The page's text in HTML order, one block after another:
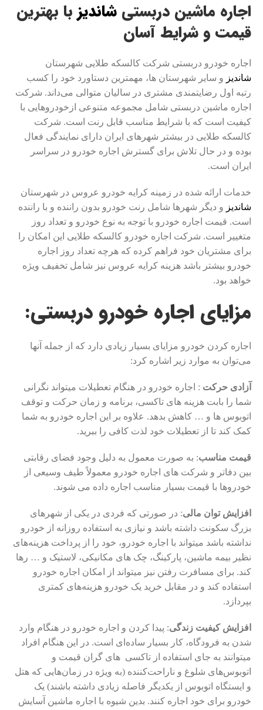
اجاره ماشین دربستی شاندیزبا بهترین
قیمت و شرایط آسان
اجاره خودرو دربستی شرکت کالسکه طلایی شهرستان
شاندیز و سایر شهرستان ها، مهمترین دستاورد خود را کسب
رتبه اول رضایتمندی مشتری در سالیان متوالی می‌داند. شرکت
اجاره ماشین دربستی شامل مجموعه متنوعی ازخودروهایی با
کیفیت است که با شرایط مناسب قابل رنت است. شرکت
کالسکه طلایی در بیشتر شهرهای ایران دارای نمایندگی فعال
بوده و در حال تلاش برای گسترش اجاره خودرو در سراسر
ایران است.
خدمات ارائه شده در زمینه کرایه خودرو عروس در شهرستان
شاندیز و دیگر شهرها شامل رنت خودرو بدون راننده و با راننده
است. قیمت اجاره خودرو با توجه به نوع خودرو و تعداد روز
متغییر است. شرکت اجاره خودرو کالسکه طلایی این امکان را
برای مشتریان خود فراهم کرده که هرچه تعداد روز اجاره
خودرو بیشتر باشد هزینه کرایه عروس نیز شامل تخفیف ویژه
خواهد بود.
مزایای اجاره خودرو دربستی:
اجاره کردن خودرو مزایای بسیار زیادی دارد که از جمله آن­ها
می‌توان به موارد زیر اشاره کرد:
آزادی حرکت : اجاره خودرو در هنگام تعطیلات می­تواند نگرانی
شما را بابت هزینه ­های تاکسی، برنامه و زمان حرکت و توقف
اتوبوس ­ها و … کاهش بدهد. علاوه بر این اجاره خودرو به شما
کمک کند تا از تعطیلات خود لذت کافی را ببرید.
قیمت مناسب: به صورت معمول به دلیل وجود فضای رقابتی
بین دفاتر و شرکت ­های اجاره خودرو معمولاً طیف وسیعی از
خودروها با قیمت بسیار مناسب اجاره داده می شوند.
افزایش توان مالی: در صورتی که فردی در یکی از شهرهای
بزرگ سکونت داشته باشد و نیازی به استفاده روزانه از خودرو
نداشته باشد می­تواند با اجاره خودرو، خود را از پرداخت هزینه‌های
نظیر بیمه ماشین، پارکینگ­، چک­ های مکانیکی، لاستیک و … رها
کند. برای مسافرت رفتن نیز می­تواند از امکان اجاره خودرو
استفاده کند و در مقابل خرید یک خودرو هزینه‌های کمتری
بپردازد.
افزایش کیفیت زندگی: پیدا کردن و اجاره خودرو در هنگام وارد
شدن به فرودگاه، کار بسیار ساده‌ای است. در این هنگام افراد
می­توانند به جای استفاده از تاکسی­ های گران قیمت و
اتوبوس‌های شلوغ و ناراحت‌کننده (به ویژه در زمان‌هایی که هتل
و ایستگاه اتوبوس از یکدیگر فاصله زیادی داشته باشند) یک
خودرو برای خود اجاره کنند. بدین شیوه با اجاره ماشین آسایش